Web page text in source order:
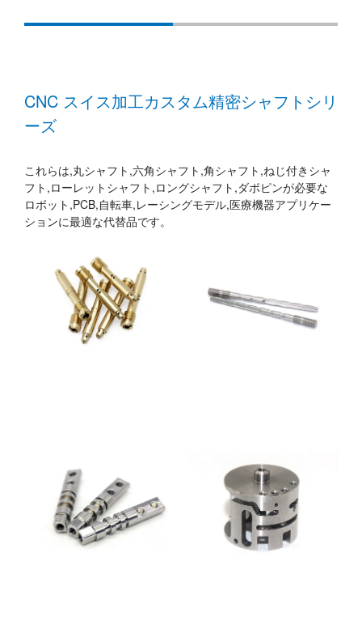
CNC スイス加工カスタム精密シャフトシリ
ーズ
これらは,丸シャフト,六角シャフト,角シャフト,ねじ付きシャ
フト,ローレットシャフト,ロングシャフト,ダボピンが必要な
ロボット,PCB,自転車,レーシングモデル,医療機器アプリケー
ションに最適な代替品です。